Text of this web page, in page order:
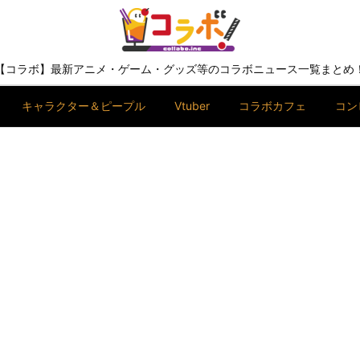
【コラボ】最新アニメ・ゲーム・グッズ等のコラボニュース一覧まとめ！
キャラクター＆ピープル Vtuber コラボカフェ コ